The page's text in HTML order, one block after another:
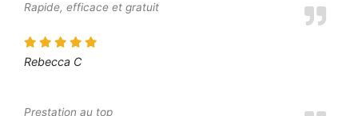
Rapide, efficace et gratuit
Rebecca C
Prestation au top